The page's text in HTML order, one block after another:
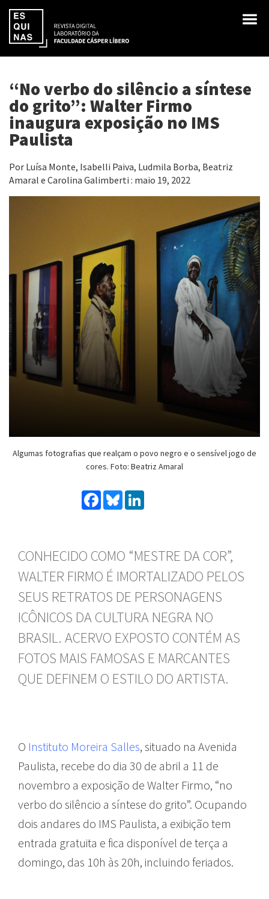
“No verbo do silêncio a síntese
do grito”: Walter Firmo
inaugura exposição no IMS
Paulista
Por Luísa Monte, Isabelli Paiva, Ludmila Borba, Beatriz
Amaral e Carolina Galimberti : maio 19, 2022
Algumas fotografias que realçam o povo negro e o sensível jogo de
cores. Foto: Beatriz Amaral
Facebook
Bluesky
CONHECIDO COMO “MESTRE DA COR”,
WALTER FIRMO É IMORTALIZADO PELOS
SEUS RETRATOS DE PERSONAGENS
ICÔNICOS DA CULTURA NEGRA NO
BRASIL. ACERVO EXPOSTO CONTÉM AS
FOTOS MAIS FAMOSAS E MARCANTES
QUE DEFINEM O ESTILO DO ARTISTA.
O Instituto Moreira Salles, situado na Avenida
Paulista, recebe do dia 30 de abril a 11 de
novembro a exposição de Walter Firmo, “no
verbo do silêncio a síntese do grito”. Ocupando
dois andares do IMS Paulista, a exibição tem
entrada gratuita e fica disponível de terça a
domingo, das 10h às 20h, incluindo feriados.